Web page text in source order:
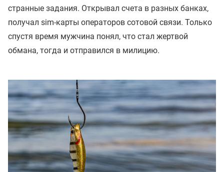
странные задания. Открывал счета в разных банках,
получал sim-карты операторов сотовой связи. Только
спустя время мужчина понял, что стал жертвой
обмана, тогда и отправился в милицию.